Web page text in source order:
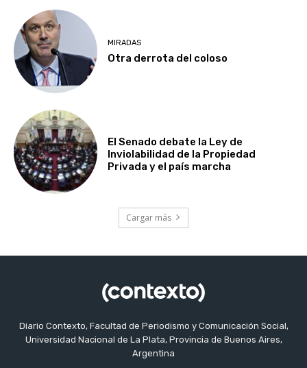
MIRADAS
Otra derrota del coloso
El Senado debate la Ley de
Inviolabilidad de la Propiedad
Privada y el país marcha
Cargar más
Diario Contexto, Facultad de Periodismo y Comunicación Social,
Universidad Nacional de La Plata, Provincia de Buenos Aires,
Argentina